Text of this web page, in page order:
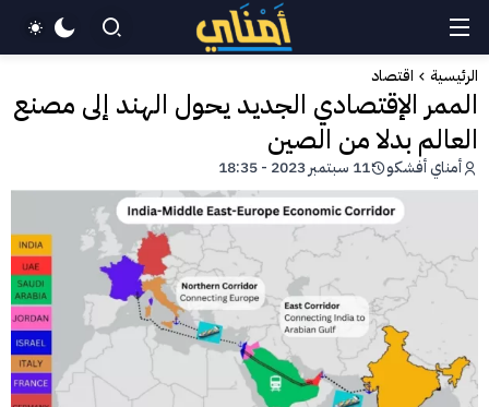
الرئيسية اقتصاد
الممر الإقتصادي الجديد يحول الهند إلى مصنع
العالم بدلا من الصين
أمناي أفشكو 11 سبتمبر 2023 - 18:35